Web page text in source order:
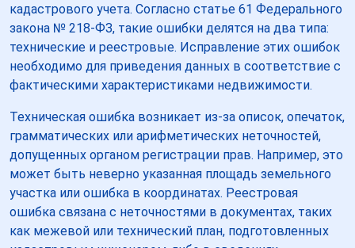
кадастрового учета. Согласно статье 61 Федерального
закона № 218-ФЗ, такие ошибки делятся на два типа:
технические и реестровые. Исправление этих ошибок
необходимо для приведения данных в соответствие с
фактическими характеристиками недвижимости.
Техническая ошибка возникает из-за описок, опечаток,
грамматических или арифметических неточностей,
допущенных органом регистрации прав. Например, это
может быть неверно указанная площадь земельного
участка или ошибка в координатах. Реестровая
ошибка связана с неточностями в документах, таких
как межевой или технический план, подготовленных